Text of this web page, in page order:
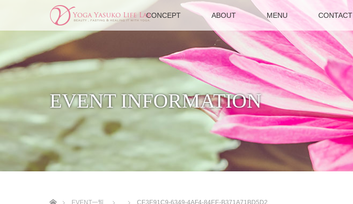
CONCEPT ABOUT MENU CONTACT
EVENT INFORMATION
EVENT一覧
CE3E91C9-6349-4AF4-84EE-B371A71BD5D2